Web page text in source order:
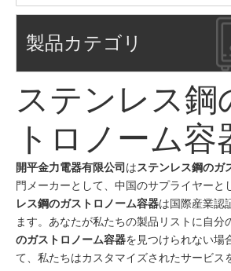
製品カテゴリ
ステンレス鋼
トロノーム容
開平金力電器有限公司 はステンレス鋼のガ
門メーカーとして、中国のサプライヤーと
レス鋼のガストロノーム容器は国際産業認
ます。あなたが私たちの製品リストに自分
のガストロノーム容器を見つけられない場
て、私たちはカスタマイズされたサービス